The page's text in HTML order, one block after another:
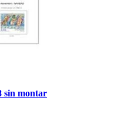
sin montar